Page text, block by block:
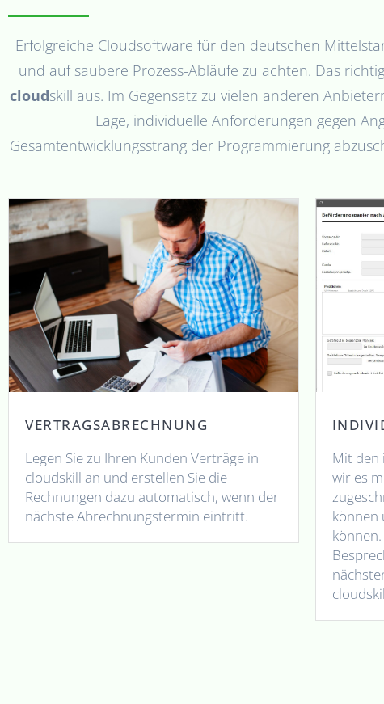
Erfolgreiche Cloudsoftware für den deutschen
und auf saubere Prozess-Abläufe zu achten. Das
cloudskill aus. Im Gegensatz zu vielen anderen
Lage, individuelle Anforderungen gegen
Gesamtentwicklungsstrang der Programmierung
VERTRAGSABRECHNUNG
Legen Sie zu Ihren Kunden Verträge in
cloudskill an und erstellen Sie die
Rechnungen dazu automatisch, wenn der
nächste Abrechnungstermin eintritt.
Mit den
wir es
können